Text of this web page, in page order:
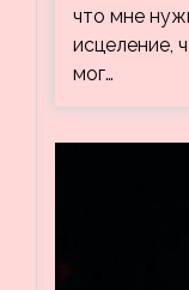
что мне
исцеление,
мог…